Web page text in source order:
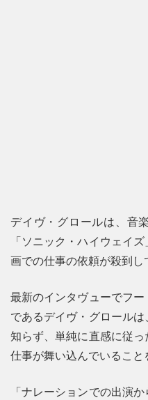
デイヴ・グロールは、音
「ソニック・ハイウェイ
画での仕事の依頼が殺到し
最新のインタヴューでフ
であるデイヴ・グロール
知らず、単純に直感に従
仕事が舞い込んでいること
「ナレーションでの出演